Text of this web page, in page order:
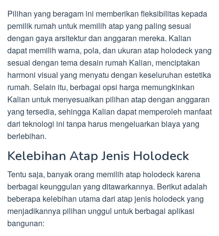
Pilihan yang beragam ini memberikan fleksibilitas kepada
pemilik rumah untuk memilih atap yang paling sesuai
dengan gaya arsitektur dan anggaran mereka. Kalian
dapat memilih warna, pola, dan ukuran atap holodeck yang
sesuai dengan tema desain rumah Kalian, menciptakan
harmoni visual yang menyatu dengan keseluruhan estetika
rumah. Selain itu, berbagai opsi harga memungkinkan
Kalian untuk menyesuaikan pilihan atap dengan anggaran
yang tersedia, sehingga Kalian dapat memperoleh manfaat
dari teknologi ini tanpa harus mengeluarkan biaya yang
berlebihan.
Kelebihan Atap Jenis Holodeck
Tentu saja, banyak orang memilih atap holodeck karena
berbagai keunggulan yang ditawarkannya. Berikut adalah
beberapa kelebihan utama dari atap jenis holodeck yang
menjadikannya pilihan unggul untuk berbagai aplikasi
bangunan: